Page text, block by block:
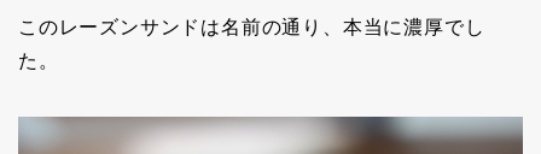
このレーズンサンドは名前の通り、本当に濃厚でし
た。